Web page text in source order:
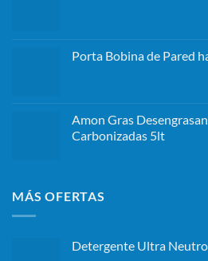
Porta Bobina de Pared
Amon Gras
Carbonizadas 5lt
MÁS OFERTAS
Detergente Ultra